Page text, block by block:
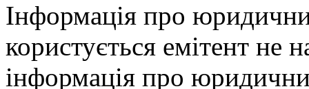
Iнформацiя про
користується емiтент не
iнформацiя про